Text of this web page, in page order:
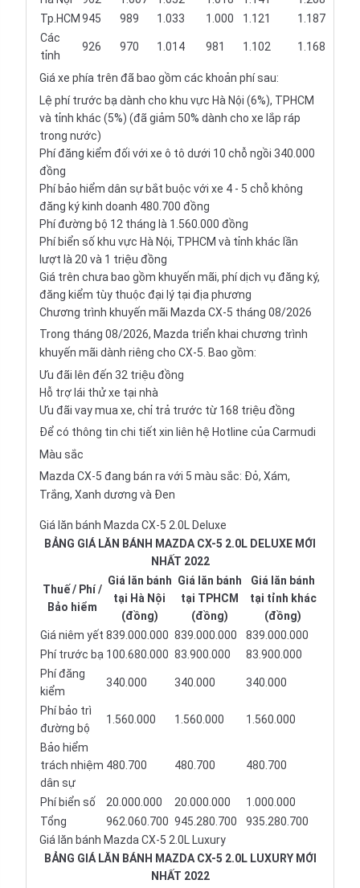
Tp.HCM 945 989 1.033 1.000 1.121
1.187
Các
tỉnh
926 970 1.014 981 1.102 1.168
Giá xe phía trên đã bao gồm các khoản phí sau:
Lệ phí trước bạ dành cho khu vực Hà Nội (6%), TPHCM
và tỉnh khác (5%) (đã giảm 50% dành cho xe lắp ráp
trong nước)
Phí đăng kiểm đối với xe ô tô dưới 10 chỗ ngồi 340.000
đồng
Phí bảo hiểm dân sự bắt buộc với xe 4 - 5 chỗ không
đăng ký kinh doanh 480.700 đồng
Phí đường bộ 12 tháng là 1.560.000 đồng
Phí biển số khu vực Hà Nội, TPHCM và tỉnh khác lần
lượt là 20 và 1 triệu đồng
Giá trên chưa bao gồm khuyến mãi, phí dịch vụ đăng ký,
đăng kiểm tùy thuộc đại lý tại địa phương
Chương trình khuyến mãi Mazda CX-5 tháng 08/2026
Trong tháng 08/2026, Mazda triển khai chương trình
khuyến mãi dành riêng cho CX-5. Bao gồm:
Ưu đãi lên đến 32 triệu đồng
Hỗ trợ lái thử xe tại nhà
Ưu đãi vay mua xe, chỉ trả trước từ 168 triệu đồng
Để có thông tin chi tiết xin liên hệ Hotline của Carmudi
Màu sắc
Mazda CX-5 đang bán ra với 5 màu sắc: Đỏ, Xám,
Trắng, Xanh dương và Đen
Giá lăn bánh Mazda CX-5 2.0L Deluxe
BẢNG GIÁ LĂN BÁNH MAZDA CX-5 2.0L DELUXE MỚI
NHẤT 2022
Thuế / Phí /
Bảo hiểm
Giá lăn bánh
tại Hà Nội
(đồng)
Giá lăn bánh
tại TPHCM
(đồng)
Giá lăn bánh
tại tỉnh khác
(đồng)
Giá niêm yết 839.000.000 839.000.000
839.000.000
Phí trước bạ 100.680.000 83.900.000
83.900.000
Phí đăng
kiểm
340.000 340.000 340.000
Phí bảo trì
đường bộ
1.560.000 1.560.000 1.560.000
Bảo hiểm
trách nhiệm
dân sự
480.700 480.700 480.700
Phí biển số 20.000.000 20.000.000
1.000.000
Tổng
962.060.700 945.280.700
935.280.700
Giá lăn bánh Mazda CX-5 2.0L Luxury
BẢNG GIÁ LĂN BÁNH MAZDA CX-5 2.0L LUXURY MỚI
NHẤT 2022